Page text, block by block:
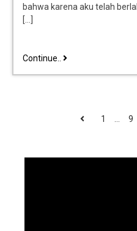
bahwa karena aku telah
[…]
Continue..
1 … 9